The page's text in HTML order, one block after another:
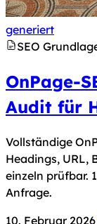
generiert
SEO
OnPage-
Audit für
Vollständige
Headings, URL,
einzeln prüfbar.
Anfrage.
10. Februar 2026